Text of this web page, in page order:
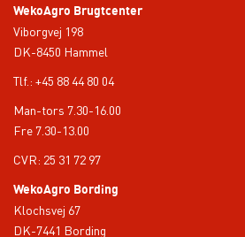
WekoAgro Brugtcenter
Viborgvej 198
DK-8450 Hammel
Tlf.: +45 88 44 80 04
Man-tors 7.30-16.00
Fre 7.30-13.00
CVR: 25 31 72 97
WekoAgro Bording
Klochsvej 67
DK-7441 Bording